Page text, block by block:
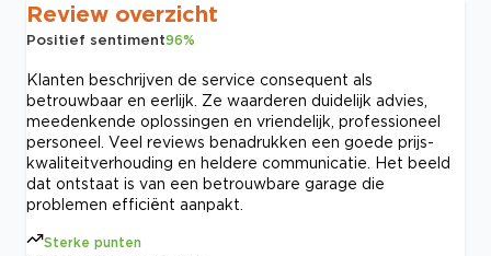
Review overzicht
Positief sentiment96%
Klanten beschrijven de service consequent als
betrouwbaar en eerlijk. Ze waarderen duidelijk advies,
meedenkende oplossingen en vriendelijk, professioneel
personeel. Veel reviews benadrukken een goede prijs-
kwaliteitverhouding en heldere communicatie. Het beeld
dat ontstaat is van een betrouwbare garage die
problemen efficiënt aanpakt.
Sterke punten